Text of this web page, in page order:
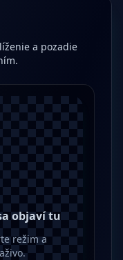
a pozadie
objaví tu
režim a